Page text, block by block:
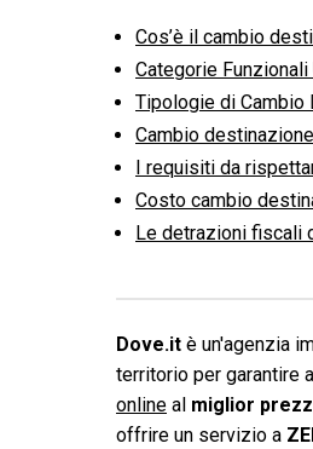
Cos’è il cambio
Categorie
Tipologie di Cambio
Cambio
I requisiti da
Costo cambio
Le detrazioni fiscali
Dove.it è un'agenzia
territorio per garantire
online al miglior
offrire un servizio a